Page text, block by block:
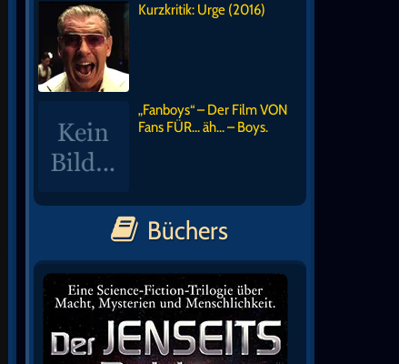
Kurzkritik: Urge (2016)
„Fanboys“ – Der Film VON
Fans FÜR… äh… – Boys.
Büchers